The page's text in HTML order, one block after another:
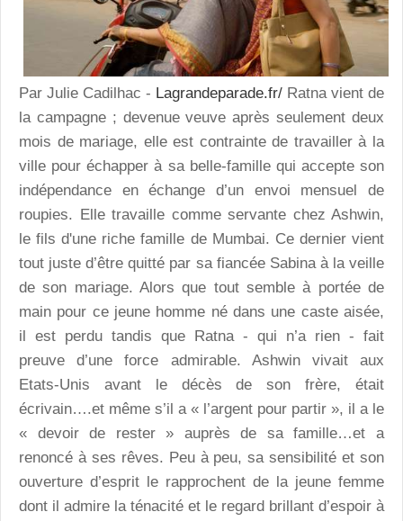
Par Julie Cadilhac - Lagrandeparade.fr/ Ratna vient de
la campagne ; devenue veuve après seulement deux
mois de mariage, elle est contrainte de travailler à la
ville pour échapper à sa belle-famille qui accepte son
indépendance en échange d’un envoi mensuel de
roupies. Elle travaille comme servante chez Ashwin,
le fils d'une riche famille de Mumbai. Ce dernier vient
tout juste d’être quitté par sa fiancée Sabina à la veille
de son mariage. Alors que tout semble à portée de
main pour ce jeune homme né dans une caste aisée,
il est perdu tandis que Ratna - qui n’a rien - fait
preuve d’une force admirable. Ashwin vivait aux
Etats-Unis avant le décès de son frère, était
écrivain….et même s’il a « l’argent pour partir », il a le
« devoir de rester » auprès de sa famille…et a
renoncé à ses rêves. Peu à peu, sa sensibilité et son
ouverture d’esprit le rapprochent de la jeune femme
dont il admire la ténacité et le regard brillant d’espoir à